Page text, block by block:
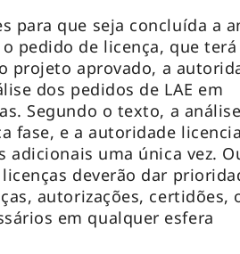
para que seja concluída a
pedido de licença, que
projeto aprovado, a
dos pedidos de LAE em
Segundo o texto, a
fase, e a autoridade
uma única vez.
deverão dar
autorizações, certidões,
em qualquer esfera